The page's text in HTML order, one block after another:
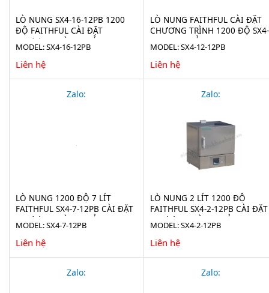
LÒ NUNG SX4-16-12PB 1200
ĐỘ FAITHFUL CÀI ĐẶT
CHƯƠNG TRÌNH - VỎ INOX
MODEL: SX4-16-12PB
Liên hệ
LÒ NUNG FAITHFUL CÀI ĐẶT
CHƯƠNG TRÌNH 1200 ĐỘ SX4-
12-12PB - VỎ INOX
MODEL: SX4-12-12PB
Liên hệ
Zalo:
LÒ NUNG 1200 ĐỘ 7 LÍT
FAITHFUL SX4-7-12PB CÀI ĐẶT
CHƯƠNG TRÌNH - VỎ INOX
MODEL: SX4-7-12PB
Liên hệ
Zalo:
LÒ NUNG 2 LÍT 1200 ĐỘ
FAITHFUL SX4-2-12PB CÀI ĐẶT
CHƯƠNG TRÌNH - VỎ INOX
MODEL: SX4-2-12PB
Liên hệ
Zalo: Zalo: